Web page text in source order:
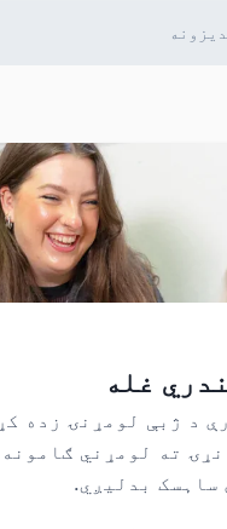
غله
د ژبې لومړنۍ زده
نړۍ ته لومړني
ساہسک بدلیږي.